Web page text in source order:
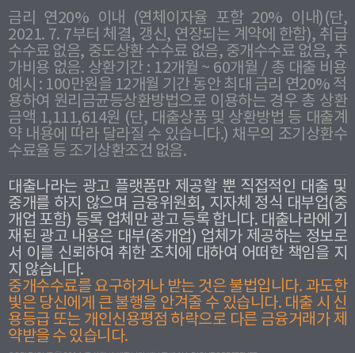
금리 연20% 이내 (연체이자율 포함 20% 이내)(단,
2021. 7. 7부터 체결, 갱신, 연장되는 계약에 한함), 취급
수수료 없음, 중도상환 수수료 없음, 중개수수료 없음, 추
가비용 없음. 상환기간 : 12개월 ~ 60개월 / 총 대출 비용
예시 : 100만원을 12개월 기간 동안 최대 금리 연20% 적
용하여 원리금균등상환방법으로 이용하는 경우 총 상환
금액 1,111,614원 (단, 대출상품 및 상환방법 등 대출계
약 내용에 따라 달라질 수 있습니다.) 채무의 조기상환수
수료율 등 조기상환조건 없음.
대출나라는 광고 플랫폼만 제공할 뿐 직접적인 대출 및
중개를 하지 않으며 금융위원회, 지자체 정식 대부업(중
개업 포함) 등록 업체만 광고 등록 합니다. 대출나라에 기
재된 광고 내용은 대부(중개업) 업체가 제공하는 정보로
서 이를 신뢰하여 취한 조치에 대하여 어떠한 책임을 지
지 않습니다.
중개수수료를 요구하거나 받는 것은 불법입니다. 과도한
빛은 당신에게 큰 불행을 안겨줄 수 있습니다. 대출 시 신
용등급 또는 개인신용평점 하락으로 다른 금융거래가 제
약받을 수 있습니다.